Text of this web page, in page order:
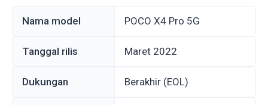
Nama model POCO X4 Pro 5G
Tanggal rilis Maret 2022
Dukungan Berakhir (EOL)